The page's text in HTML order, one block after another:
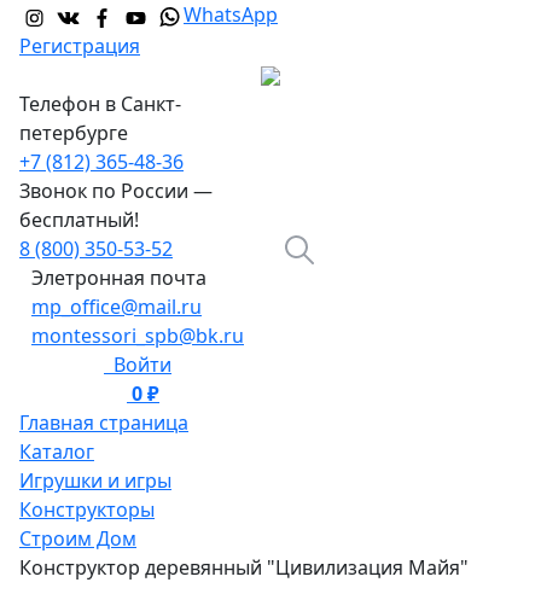
WhatsApp
Регистрация
Телефон в Санкт-
петербурге
+7 (812) 365-48-36
Звонок по России —
бесплатный!
8 (800) 350-53-52
Элетронная почта
mp_office@mail.ru
montessori_spb@bk.ru
Войти
0 ₽
Главная страница
Каталог
Игрушки и игры
Конструкторы
Строим Дом
Конструктор деревянный "Цивилизация Майя"